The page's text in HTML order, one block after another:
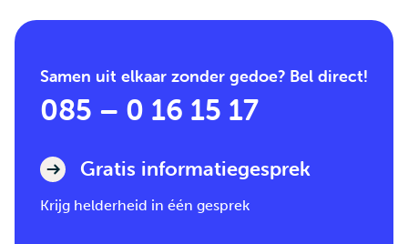
Samen uit elkaar zonder gedoe? Bel direct!
085 – 0 16 15 17
Gratis informatiegesprek
Krijg helderheid in één gesprek